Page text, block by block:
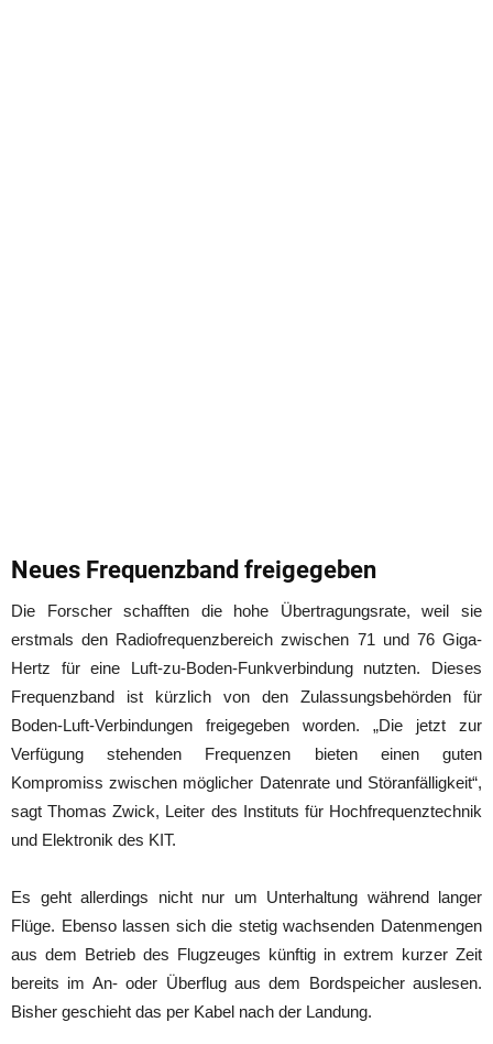
Neues Frequenzband freigegeben
Die Forscher schafften die hohe Übertragungsrate, weil sie
erstmals den Radiofrequenzbereich zwischen 71 und 76 Giga-
Hertz für eine Luft-zu-Boden-Funkverbindung nutzten. Dieses
Frequenzband ist kürzlich von den Zulassungsbehörden für
Boden-Luft-Verbindungen freigegeben worden. „Die jetzt zur
Verfügung stehenden Frequenzen bieten einen guten
Kompromiss zwischen möglicher Datenrate und Störanfälligkeit“,
sagt Thomas Zwick, Leiter des Instituts für Hochfrequenztechnik
und Elektronik des KIT.
Es geht allerdings nicht nur um Unterhaltung während langer
Flüge. Ebenso lassen sich die stetig wachsenden Datenmengen
aus dem Betrieb des Flugzeuges künftig in extrem kurzer Zeit
bereits im An- oder Überflug aus dem Bordspeicher auslesen.
Bisher geschieht das per Kabel nach der Landung.